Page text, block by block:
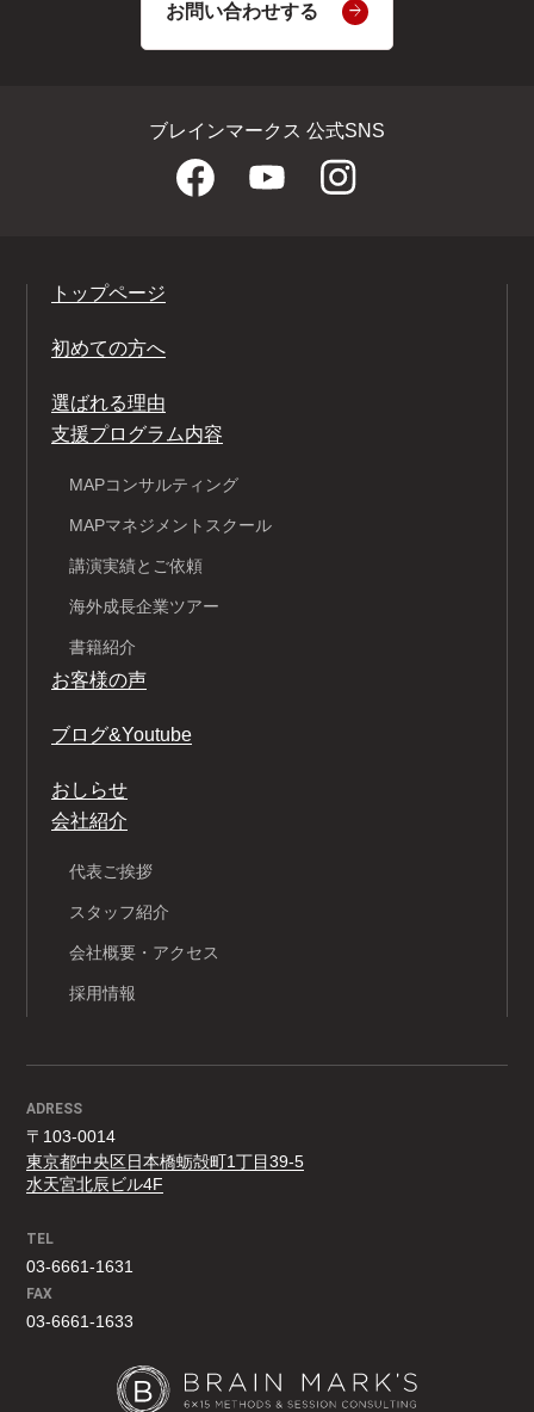
お問い合わせする
ブレインマークス 公式SNS
トップページ
初めての方へ
選ばれる理由
支援プログラム内容
MAPコンサルティング
MAPマネジメントスクール
講演実績とご依頼
海外成長企業ツアー
書籍紹介
お客様の声
ブログ&Youtube
おしらせ
会社紹介
代表ご挨拶
スタッフ紹介
会社概要・アクセス
採用情報
ADRESS
〒103-0014
東京都中央区日本橋蛎殻町1丁目39-5
水天宮北辰ビル4F
TEL
03-6661-1631
FAX
03-6661-1633